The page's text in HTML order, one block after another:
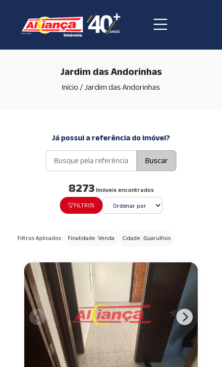
Jardim das Andorinhas
Início /Jardim das Andorinhas
Já possui a referência do imóvel?
Buscar
8273Imóveis encontrados
FILTROS
Filtros Aplicados : Finalidade: Venda Cidade: Guarulhos